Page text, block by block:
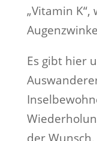
„Vitamin
Es gibt hier
der